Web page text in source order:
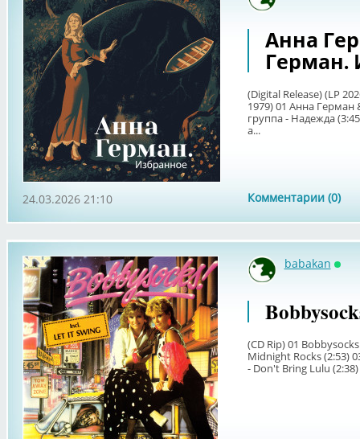
Анна
Герман.
(Digital Release) (LP
1979) 01 Анна
группа - Надежда
а...
Комментарии (0)
24.03.2026 21:10
babakan
(CD Rip) 01
Midnight Rocks (2:53)
- Don't Bring Lulu